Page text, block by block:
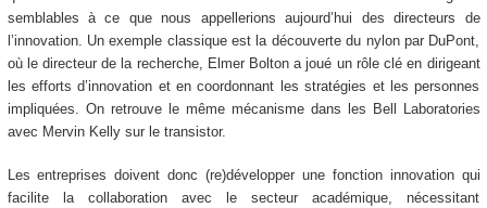
semblables à ce que nous appellerions aujourd’hui des directeurs de
l’innovation. Un exemple classique est la découverte du nylon par DuPont,
où le directeur de la recherche, Elmer Bolton a joué un rôle clé en dirigeant
les efforts d’innovation et en coordonnant les stratégies et les personnes
impliquées. On retrouve le même mécanisme dans les Bell Laboratories
avec Mervin Kelly sur le transistor.
Les entreprises doivent donc (re)développer une fonction innovation qui
facilite la collaboration avec le secteur académique, nécessitant